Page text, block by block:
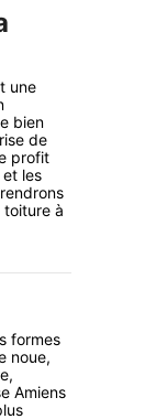
une
bien
de
profit
les
à
formes
noue,
Amiens